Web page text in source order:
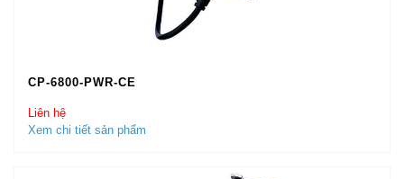
CP-6800-PWR-CE
Liên hệ
Xem chi tiết sản phẩm